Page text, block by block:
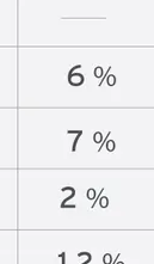
Pescado
y Pollo
y Salmón
y Salmón